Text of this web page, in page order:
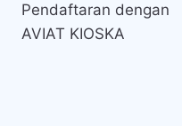
Pendaftaran dengan
AVIAT KIOSKA